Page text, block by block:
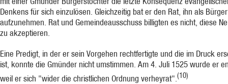
Denkens für sich einzulösen. Gleichzeitig bat er den Rat, ihn als Bürger
aufzunehmen. Rat und Gemeindeausschuss billigten es nicht, diese
zu akzeptieren.
Eine Predigt, in der er sein Vorgehen rechtfertigte und die im Druck
ist, konnte die Gmünder nicht umstimmen. Am 4. Juli 1525 wurde er
weil er sich "wider die christlichen Ordnung verheyrat". (10)